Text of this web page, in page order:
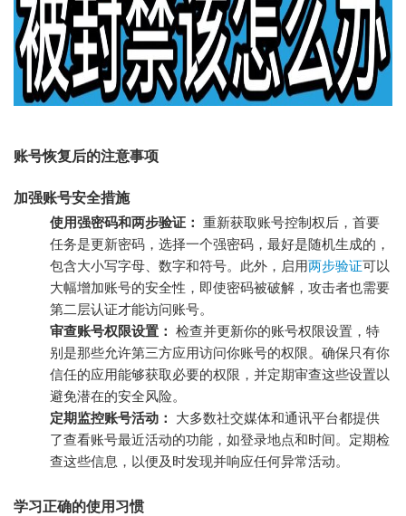
账号恢复后的注意事项
加强账号安全措施
使用强密码和两步验证： 重新获取账号控制权后，首要
任务是更新密码，选择一个强密码，最好是随机生成的，
包含大小写字母、数字和符号。此外，启用两步验证可以
大幅增加账号的安全性，即使密码被破解，攻击者也需要
第二层认证才能访问账号。
审查账号权限设置： 检查并更新你的账号权限设置，特
别是那些允许第三方应用访问你账号的权限。确保只有你
信任的应用能够获取必要的权限，并定期审查这些设置以
避免潜在的安全风险。
定期监控账号活动：
大多数社交媒体和通讯平台都提供
了查看账号最近活动的功能，如登录地点和时间。定期检
查这些信息，以便及时发现并响应任何异常活动。
学习正确的使用习惯